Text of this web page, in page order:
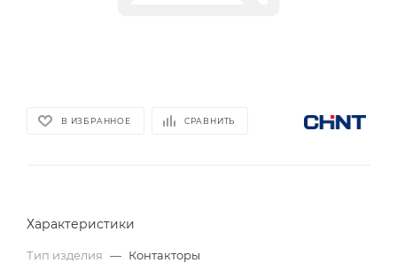
В ИЗБРАННОЕ СРАВНИТЬ
Характеристики
Тип изделия — Контакторы